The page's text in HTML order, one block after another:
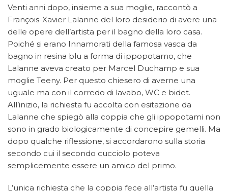
Venti anni dopo, insieme a sua moglie, raccontò a
François-Xavier Lalanne del loro desiderio di avere una
delle opere dell’artista per il bagno della loro casa.
Poiché si erano Innamorati della famosa vasca da
bagno in resina blu a forma di ippopotamo, che
Lalanne aveva creato per Marcel Duchamp e sua
moglie Teeny. Per questo chiesero di averne una
uguale ma con il corredo di lavabo, WC e bidet.
All’inizio, la richiesta fu accolta con esitazione da
Lalanne che spiegò alla coppia che gli ippopotami non
sono in grado biologicamente di concepire gemelli. Ma
dopo qualche riflessione, si accordarono sulla storia
secondo cui il secondo cucciolo poteva
semplicemente essere un amico del primo.
L’unica richiesta che la coppia fece all’artista fu quella